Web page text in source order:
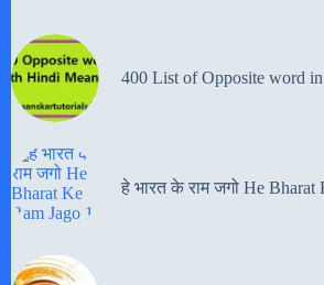
400 List of Opposite word
हे भारत के राम जगो He Bharat